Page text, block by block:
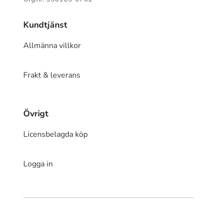
Kundtjänst
Allmänna villkor
Frakt & leverans
Övrigt
Licensbelagda köp
Logga in